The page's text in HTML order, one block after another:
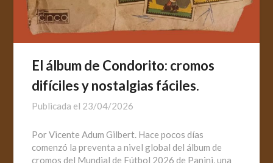
El álbum de Condorito: cromos
difíciles y nostalgias fáciles.
Publicada el 23/04/2026
Por Vicente Adum Gilbert. Hace pocos días
comenzó la preventa a nivel global del álbum de
cromos del Mundial de Fútbol 2026 de Panini, una